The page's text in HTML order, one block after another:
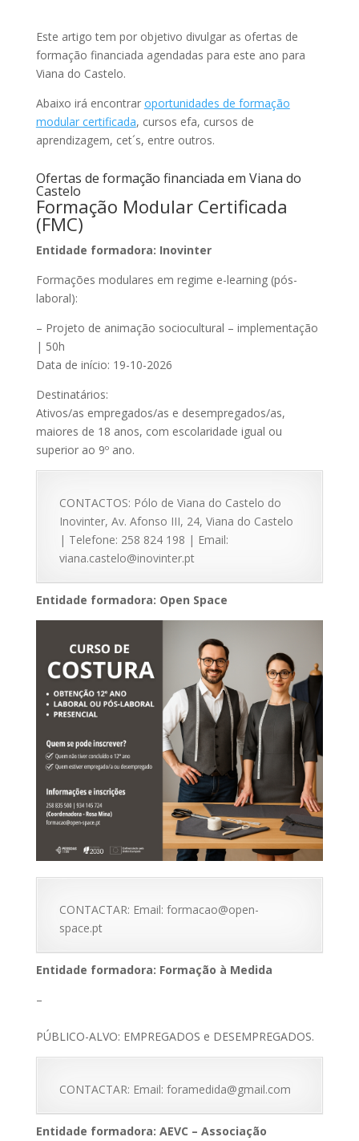
Este artigo tem por objetivo divulgar as ofertas de
formação financiada agendadas para este ano para
Viana do Castelo.
Abaixo irá encontrar oportunidades de formação
modular certificada, cursos efa, cursos de
aprendizagem, cet´s, entre outros.
Ofertas de formação financiada em Viana do
Castelo
Formação Modular Certificada
(FMC)
Entidade formadora: Inovinter
Formações modulares em regime e-learning (pós-
laboral):
– Projeto de animação sociocultural – implementação
| 50h
Data de início: 19-10-2026
Destinatários:
Ativos/as empregados/as e desempregados/as,
maiores de 18 anos, com escolaridade igual ou
superior ao 9º ano.
CONTACTOS: Pólo de Viana do Castelo do
Inovinter, Av. Afonso III, 24, Viana do Castelo
| Telefone: 258 824 198 | Email:
viana.castelo@inovinter.pt
Entidade formadora: Open Space
CONTACTAR: Email: formacao@open-
space.pt
Entidade formadora: Formação à Medida
–
PÚBLICO-ALVO: EMPREGADOS e DESEMPREGADOS.
CONTACTAR: Email: foramedida@gmail.com
Entidade formadora: AEVC – Associação